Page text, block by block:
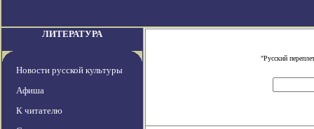
ЛИТЕРАТУРА
Новости русской культуры
Афиша
К читателю
"Русский